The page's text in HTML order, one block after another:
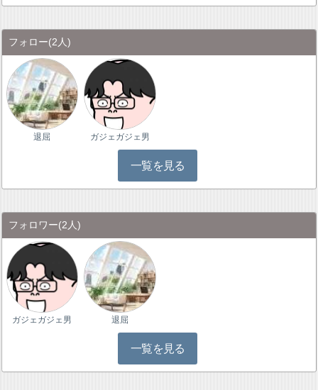
フォロー(2人)
退屈 ガジェガジェ男
一覧を見る
フォロワー(2人)
ガジェガジェ男 退屈
一覧を見る